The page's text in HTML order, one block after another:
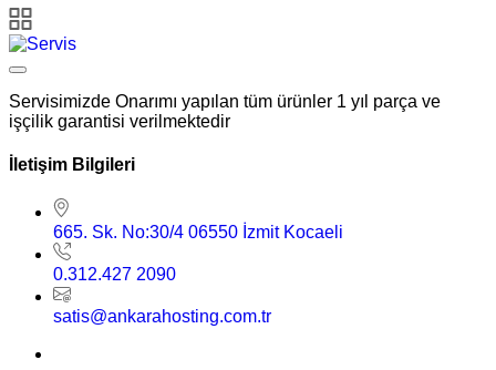
Servisimizde Onarımı yapılan tüm ürünler 1 yıl parça ve
işçilik garantisi verilmektedir
İletişim Bilgileri
665. Sk. No:30/4 06550 İzmit Kocaeli
0.312.427 2090
satis@ankarahosting.com.tr